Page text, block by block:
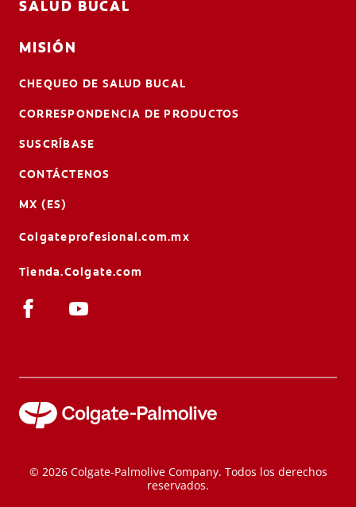
SALUD BUCAL
MISIÓN
CHEQUEO DE SALUD BUCAL
CORRESPONDENCIA DE PRODUCTOS
SUSCRÍBASE
CONTÁCTENOS
MX (ES)
Colgateprofesional.com.mx
Tienda.Colgate.com
© 2026 Colgate-Palmolive Company. Todos los derechos
reservados.